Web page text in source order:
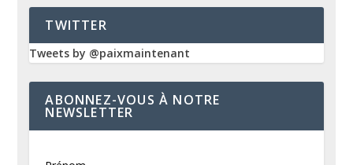
TWITTER
Tweets by @paixmaintenant
ABONNEZ-VOUS À NOTRE
NEWSLETTER